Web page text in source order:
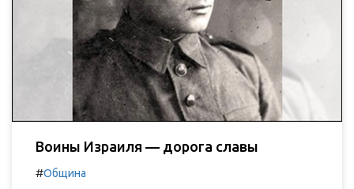
Воины Израиля — дорога славы
#Община